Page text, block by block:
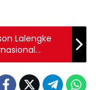
Lalengke